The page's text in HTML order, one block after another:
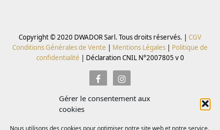
Gérer le consentement aux
cookies
Nous utilisons des cookies pour optimiser notre site web et notre service.
Copyright © 2020 DWADOR Sarl. Tous droits réservés. | CGV
Conditions Générales de Vente | Mentions Légales | Politique de
confidentialité | Déclaration CNIL N°2007805 v 0
Inscrivez vous à la Newsletter pour recevoir des codes